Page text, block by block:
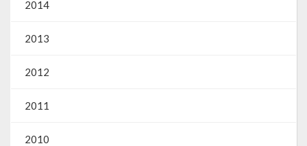
Gestão Saúde – GOVBR
Gestão Educação – Educar Web
2014
2013
2012
2011
2010